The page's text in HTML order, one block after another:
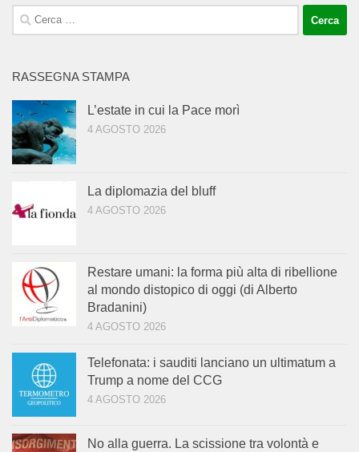
Ricerca
per:
RASSEGNA STAMPA
L’estate in cui la Pace morì
4 AGOSTO 2026
La diplomazia del bluff
4 AGOSTO 2026
Restare umani: la forma più alta di ribellione
al mondo distopico di oggi (di Alberto
Bradanini)
4 AGOSTO 2026
Telefonata: i sauditi lanciano un ultimatum a
Trump a nome del CCG
4 AGOSTO 2026
No alla guerra. La scissione tra volontà e